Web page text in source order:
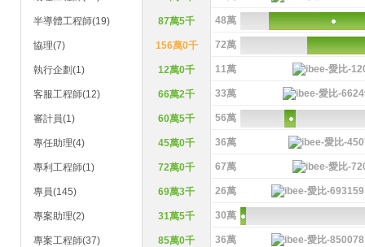
半導體工程師(19) 87萬5千 48萬
協理(7) 156萬0千 72萬
執行企劃(1) 12萬0千 11萬
客服工程師(12) 66萬2千 33萬
審計員(1) 60萬5千 56萬
專任助理(4) 45萬0千 36萬
專利工程師(1) 72萬0千 67萬
專員(145) 69萬3千 26萬
專案助理(2) 31萬5千 30萬
專案工程師(37) 85萬0千 36萬